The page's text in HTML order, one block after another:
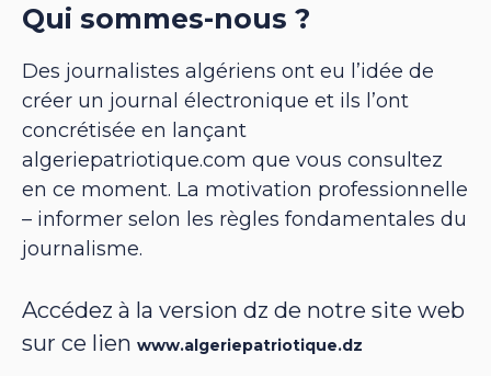
Qui sommes-nous ?
Des journalistes algériens ont eu l’idée de
créer un journal électronique et ils l’ont
concrétisée en lançant
algeriepatriotique.com que vous consultez
en ce moment. La motivation professionnelle
– informer selon les règles fondamentales du
journalisme.
Accédez à la version dz de notre site web
sur ce lien www.algeriepatriotique.dz